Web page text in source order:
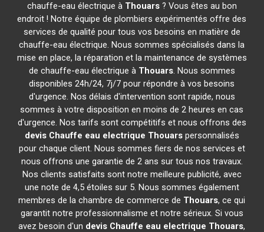
chauffe-eau électrique à Thouars? Vous êtes au bon
endroit ! Notre équipe de plombiers expérimentés offre des
services de qualité pour tous vos besoins en matière de
chauffe-eau électrique. Nous sommes spécialisés dans la
mise en place, la réparation et la maintenance de systèmes
de chauffe-eau électrique à Thouars. Nous sommes
disponibles 24h/24, 7j/7 pour répondre à vos besoins
d'urgence. Nos délais d'intervention sont rapide, nous
sommes à votre disposition en moins de 2 heures en cas
d'urgence. Nos tarifs sont compétitifs et nous offrons des
devis Chauffe eau electrique Thouarspersonnalisés
pour chaque client. Nous sommes fiers de nos services et
nous offrons une garantie de 2 ans sur tous nos travaux.
Nos clients satisfaits sont notre meilleure publicité, avec
une note de 4,5 étoiles sur 5. Nous sommes également
membres de la chambre de commerce de Thouars, ce qui
garantit notre professionnalisme et notre sérieux. Si vous
avez besoin d'un devis Chauffe eau electrique Thouars,